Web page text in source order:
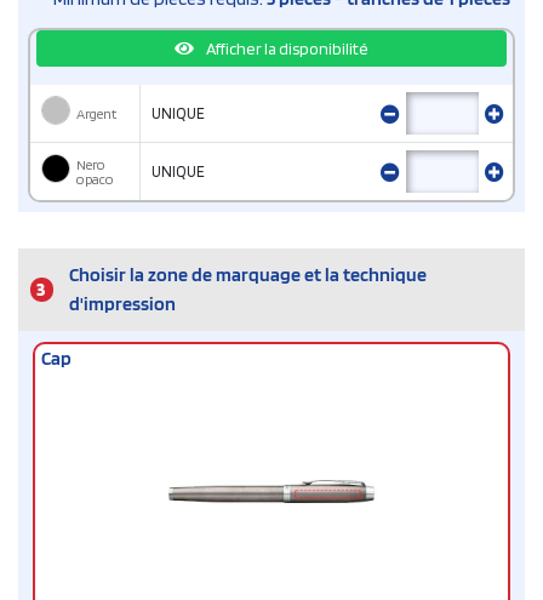
Afficher la disponibilité
Argent UNIQUE
Nero
opaco
UNIQUE
3
Choisir la zone de marquage et la technique
d'impression
Cap